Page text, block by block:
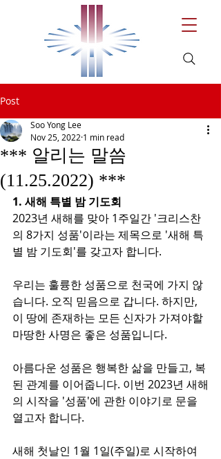
Post
*** 알리는 말씀
(11.25.2022) ***
Soo Yong Lee
Nov 25, 2022 1 min read
1. 새해 특별 밤 기도회
2023년 새해를 맞아 1주일간 '크리스찬
의 8가지 성품'이라는 제목으로 '새해 특
별 밤 기도회'를 갖고자 합니다.
우리는 훌륭한 성품으로 천국에 가지 않
습니다. 오직 믿음으로 갑니다. 하지만,
이 땅에 존재하는 모든 신자가 가져야할
마땅한 사명은 좋은 성품입니다.
아름다운 성품은 행복한 삶을 만들고, 복
된 관계를 이어줍니다. 이번 2023년 새해
의 시작을 '성품'에 관한 이야기로 문을
열고자 합니다.
새해 첫날인 1월 1일(주일)로 시작하여